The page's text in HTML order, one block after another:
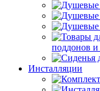
поддонов
Инсталляции